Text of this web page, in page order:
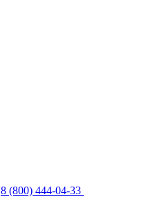
8 (800) 444-04-33